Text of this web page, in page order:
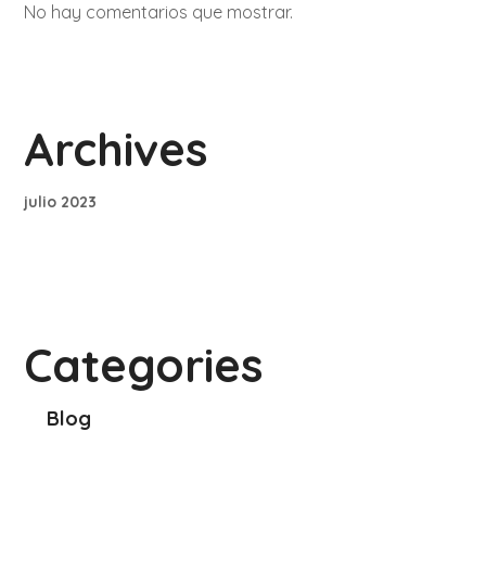
No hay comentarios que mostrar.
Archives
julio 2023
Categories
Blog